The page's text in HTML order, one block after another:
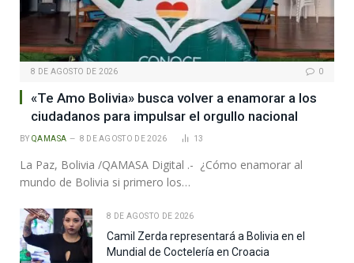
8 DE AGOSTO DE 2026 0
«Te Amo Bolivia» busca volver a enamorar a los
ciudadanos para impulsar el orgullo nacional
BY QAMASA 8 DE AGOSTO DE 2026 13
La Paz, Bolivia /QAMASA Digital .- ¿Cómo enamorar al
mundo de Bolivia si primero los…
8 DE AGOSTO DE 2026
Camil Zerda representará a Bolivia en el
Mundial de Coctelería en Croacia